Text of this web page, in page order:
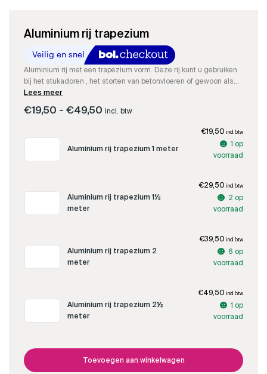
Aluminium rij trapezium
Aluminium rij met een trapezium vorm. Deze rij kunt u gebruiken
bij het stukadoren , het storten van betonvloeren of gewoon als
liniaal of meetapparaat.
Lees meer
€19,50 - €49,50 Prijsklasse:
incl. btw
Aluminium
trapezium
Aluminium rij trapezium 1 meter
€19,50 incl. btw
1 op
voorraad
Aluminium
trapezium
Aluminium rij trapezium 1½
meter
€29,50 incl. btw
2 op
voorraad
Aluminium
trapezium
Aluminium rij trapezium 2
meter
€39,50 incl. btw
6 op
voorraad
Aluminium
trapezium
aantal
Aluminium rij trapezium 2½
meter
€49,50 incl. btw
1 op
voorraad
Toevoegen aan winkelwagen